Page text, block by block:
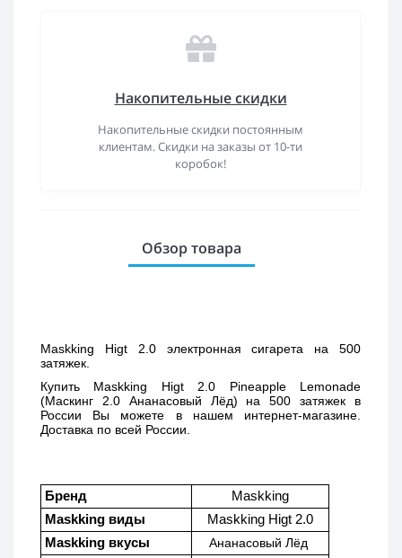
Накопительные скидки
Накопительные скидки постоянным
клиентам. Скидки на заказы от 10-ти
коробок!
Обзор товара
Maskking Higt 2.0 электронная сигарета на 500
затяжек.
Купить Maskking Higt 2.0 Pineapple Lemonade
(Маскинг 2.0 Ананасовый Лёд) на 500 затяжек в
России Вы можете в нашем интернет-магазине.
Доставка по всей России.
Бренд
Maskking
Maskking виды
Maskking Higt 2.0
Maskking вкусы
Ананасовый Лёд